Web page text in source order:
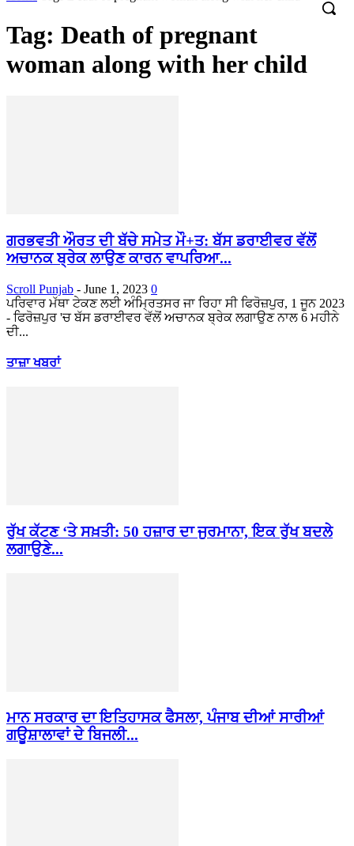
Tag: Death of pregnant
woman along with her child
ਗਰਭਵਤੀ ਔਰਤ ਦੀ ਬੱਚੇ ਸਮੇਤ ਮੌ+ਤ: ਬੱਸ ਡਰਾਈਵਰ ਵੱਲੋਂ
ਅਚਾਨਕ ਬ੍ਰੇਕ ਲਾਉਣ ਕਾਰਨ ਵਾਪਰਿਆ...
Scroll Punjab - June 1, 2023 0
ਪਰਿਵਾਰ ਮੱਥਾ ਟੇਕਣ ਲਈ ਅੰਮ੍ਰਿਤਸਰ ਜਾ ਰਿਹਾ ਸੀ ਫਿਰੋਜ਼ਪੁਰ, 1 ਜੂਨ 2023
- ਫਿਰੋਜ਼ਪੁਰ 'ਚ ਬੱਸ ਡਰਾਈਵਰ ਵੱਲੋਂ ਅਚਾਨਕ ਬ੍ਰੇਕ ਲਗਾਉਣ ਨਾਲ 6 ਮਹੀਨੇ
ਦੀ...
ਤਾਜ਼ਾ ਖਬਰਾਂ
ਰੁੱਖ ਕੱਟਣ ‘ਤੇ ਸਖ਼ਤੀ: 50 ਹਜ਼ਾਰ ਦਾ ਜੁਰਮਾਨਾ, ਇਕ ਰੁੱਖ ਬਦਲੇ
ਲਗਾਉਣੇ...
ਮਾਨ ਸਰਕਾਰ ਦਾ ਇਤਿਹਾਸਕ ਫੈਸਲਾ, ਪੰਜਾਬ ਦੀਆਂ ਸਾਰੀਆਂ
ਗਊਸ਼ਾਲਾਵਾਂ ਦੇ ਬਿਜਲੀ...